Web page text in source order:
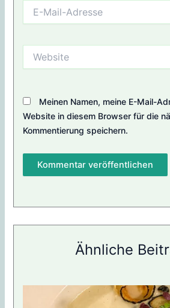
Mail-
Meinen Namen, meine E-Mail-
Website in diesem Browser für die
Kommentierung speichern.
Ähnliche